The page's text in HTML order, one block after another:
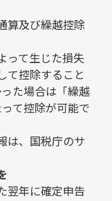
算及び繰越控除
って生じた損失
て控除すること
た場合は「繰越
て控除が可能で
、 国税庁のサ
翌年に確定申告